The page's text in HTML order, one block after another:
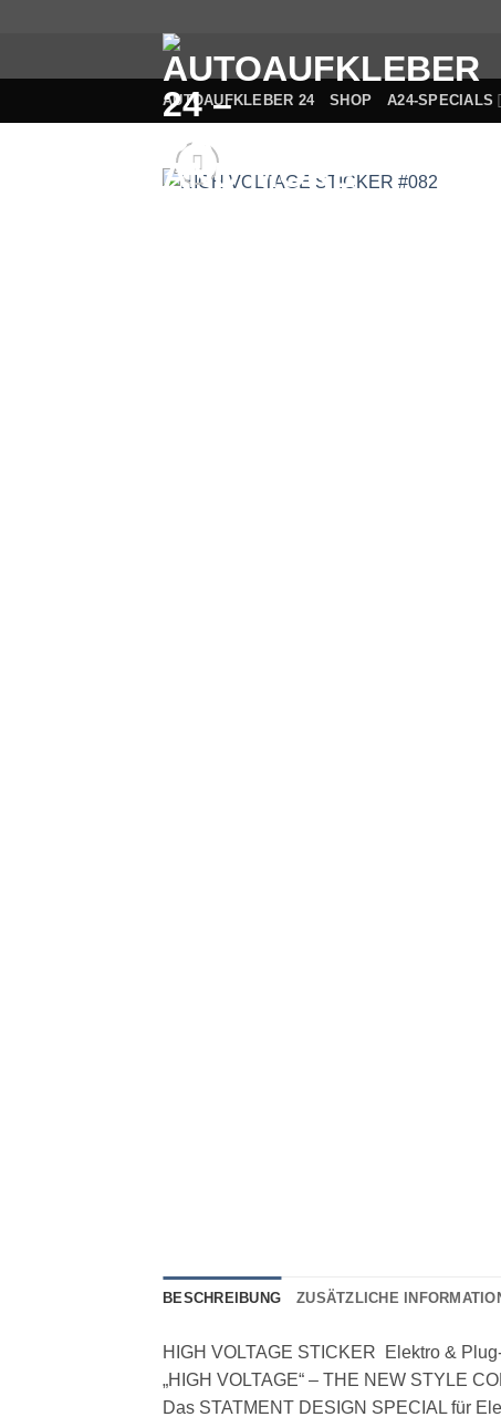
AUTOAUFKLEBER 24 SHOP A24-SPECIALS
BESCHREIBUNG ZUSÄTZLICHE
HIGH VOLTAGE STICKER Elektro &
„HIGH VOLTAGE“ – THE NEW STYLE
Das STATMENT DESIGN SPECIAL für